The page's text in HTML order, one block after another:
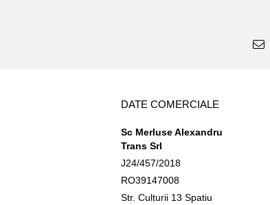
DATE COMERCIALE
Sc Merluse Alexandru
Trans Srl
J24/457/2018
RO39147008
Str. Culturii 13 Spatiu